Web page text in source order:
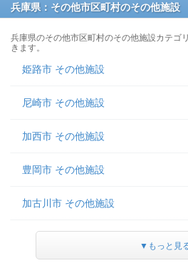
兵庫県：その他市区町村のその他施設
兵庫県のその他市区町村のその他施設カテゴ
きます。
姫路市 その他施設
尼崎市 その他施設
加西市 その他施設
豊岡市 その他施設
加古川市 その他施設
▼もっと見